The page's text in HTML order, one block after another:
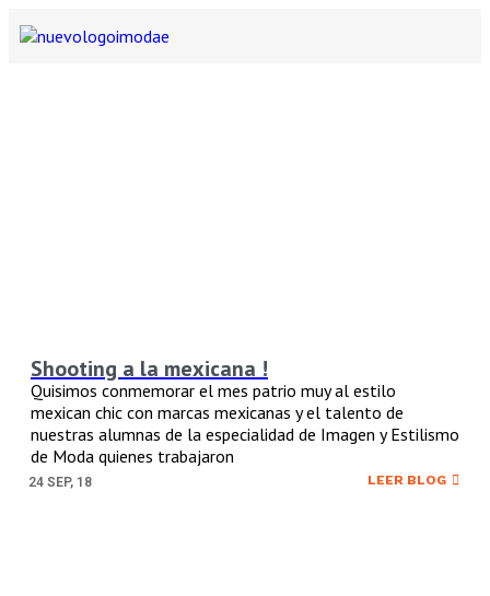
Shooting a la mexicana !
24 SEP, 18
Quisimos conmemorar el mes patrio muy al estilo
mexican chic con marcas mexicanas y el talento de
nuestras alumnas de la especialidad de Imagen y Estilismo
de Moda quienes trabajaron
LEER BLOG